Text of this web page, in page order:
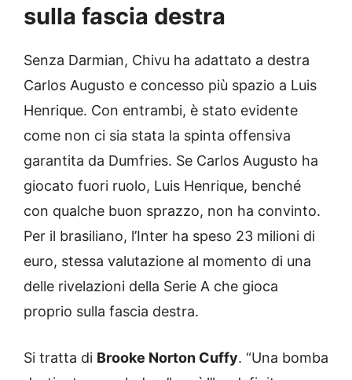
sulla fascia destra
Senza Darmian, Chivu ha adattato a destra
Carlos Augusto e concesso più spazio a Luis
Henrique. Con entrambi, è stato evidente
come non ci sia stata la spinta offensiva
garantita da Dumfries. Se Carlos Augusto ha
giocato fuori ruolo, Luis Henrique, benché
con qualche buon sprazzo, non ha convinto.
Per il brasiliano, l’Inter ha speso 23 milioni di
euro, stessa valutazione al momento di una
delle rivelazioni della Serie A che gioca
proprio sulla fascia destra.
Si tratta di Brooke Norton Cuffy. “Una bomba